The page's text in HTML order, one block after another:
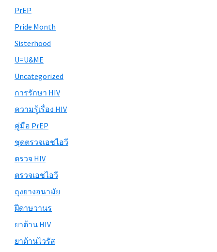
PrEP
Pride Month
Sisterhood
U=U&ME
Uncategorized
การรักษา HIV
ความรู้เรื่อง HIV
คู่มือ PrEP
ชุดตรวจเอชไอวี
ตรวจ HIV
ตรวจเอชไอวี
ถุงยางอนามัย
ฝีดาษวานร
ยาต้าน HIV
ยาต้านไวรัส